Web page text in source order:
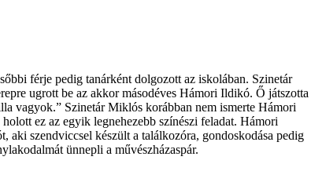
férje pedig tanárként dolgozott az iskolában. Szinetár
ugrott be az akkor másodéves Hámori Ildikó. Ő játszotta
vagyok.” Szinetár Miklós korábban nem ismerte Hámori
ez az egyik legnehezebb színészi feladat. Hámori
szendviccsel készült a találkozóra, gondoskodása pedig
ünnepli a művészházaspár.